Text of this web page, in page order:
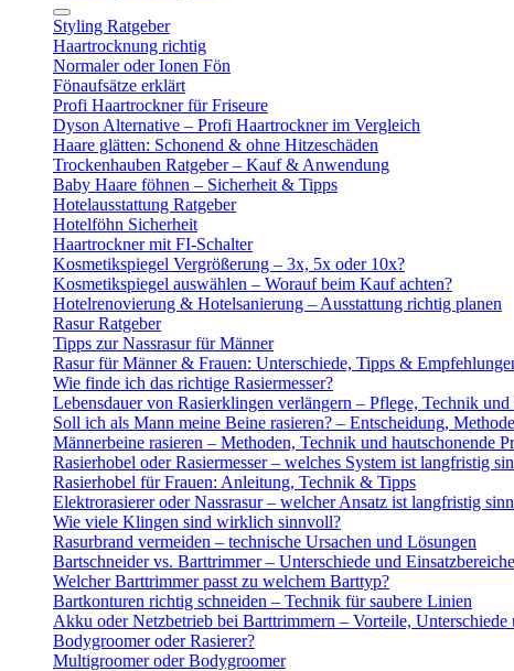
Styling Ratgeber
Haartrocknung richtig
Normaler oder Ionen Fön
Fönaufsätze erklärt
Profi Haartrockner für Friseure
Dyson Alternative – Profi Haartrockner im Vergleich
Haare glätten: Schonend & ohne Hitzeschäden
Trockenhauben Ratgeber – Kauf & Anwendung
Baby Haare föhnen – Sicherheit & Tipps
Hotelausstattung Ratgeber
Hotelföhn Sicherheit
Haartrockner mit FI-Schalter
Kosmetikspiegel Vergrößerung – 3x, 5x oder 10x?
Kosmetikspiegel auswählen – Worauf beim Kauf achten?
Hotelrenovierung & Hotelsanierung – Ausstattung richtig planen
Rasur Ratgeber
Tipps zur Nassrasur für Männer
Rasur für Männer & Frauen: Unterschiede, Tipps &
Wie finde ich das richtige Rasiermesser?
Lebensdauer von Rasierklingen verlängern – Pflege, Technik und
Soll ich als Mann meine Beine rasieren? – Entscheidung,
Männerbeine rasieren – Methoden, Technik und hautschonende
Rasierhobel oder Rasiermesser – welches System ist langfristig
Rasierhobel für Frauen: Anleitung, Technik & Tipps
Elektrorasierer oder Nassrasur – welcher Ansatz ist langfristig
Wie viele Klingen sind wirklich sinnvoll?
Rasurbrand vermeiden – technische Ursachen und Lösungen
Bartschneider vs. Barttrimmer – Unterschiede und Einsatzbereiche
Welcher Barttrimmer passt zu welchem Barttyp?
Bartkonturen richtig schneiden – Technik für saubere Linien
Akku oder Netzbetrieb bei Barttrimmern – Vorteile, Unterschiede
Bodygroomer oder Rasierer?
Multigroomer oder Bodygroomer